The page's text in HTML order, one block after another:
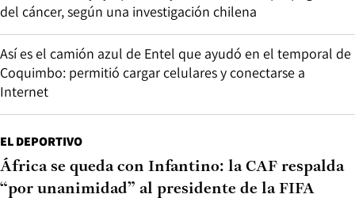
del cáncer, según una investigación chilena
Así es el camión azul de Entel que ayudó en el temporal de
Coquimbo: permitió cargar celulares y conectarse a
Internet
EL DEPORTIVO
África se queda con Infantino: la CAF respalda
“por unanimidad” al presidente de la FIFA